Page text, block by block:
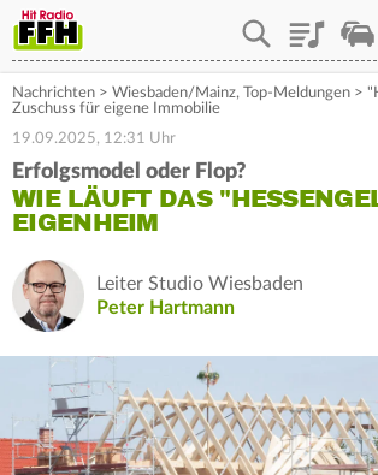
Playlist
Nachrichten > Wiesbaden/Mainz, Top-Meldungen >
Zuschuss für eigene Immobilie
19.09.2025, 12:31 Uhr
Erfolgsmodel oder Flop?
WIE LÄUFT DAS
EIGENHEIM
Leiter Studio Wiesbaden
Peter Hartmann